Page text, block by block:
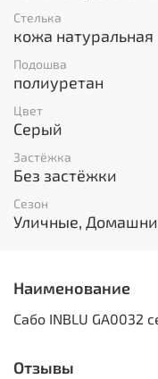
Стелька
кожа натуральная
Подошва
полиуретан
Цвет
Серый
Застёжка
Без застёжки
Сезон
Уличные,
Наименование
Сабо INBLU GA0032
Отзывы